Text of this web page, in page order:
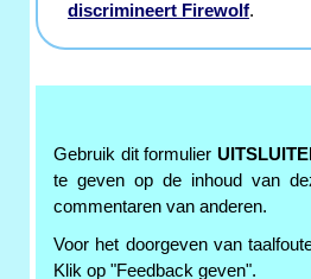
discrimineert Firewolf.
Gebruik dit formulier
te geven op de inhoud van
commentaren van anderen.
Voor het doorgeven van
Klik op "Feedback geven".